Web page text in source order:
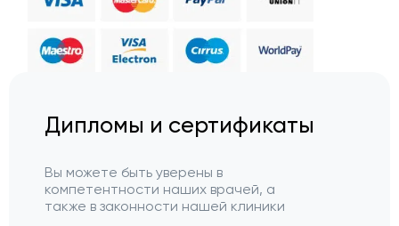
Дипломы и сертификаты
Вы можете быть уверены в
компетентности наших врачей, а
также в законности нашей клиники